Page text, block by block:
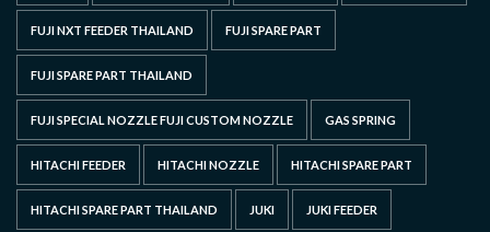
FUJI NXT FEEDER THAILAND FUJI SPARE PART
FUJI SPARE PART THAILAND
FUJI SPECIAL NOZZLE FUJI CUSTOM NOZZLE GAS SPRING
HITACHI FEEDER HITACHI NOZZLE HITACHI SPARE PART
HITACHI SPARE PART THAILAND JUKI JUKI FEEDER